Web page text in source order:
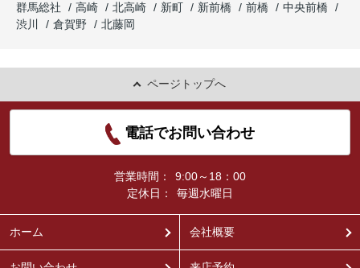
群馬総社
高崎 北高崎 新町 新前橋 前橋
中央前橋
渋川
倉賀野 北藤岡
ページトップへ
電話でお問い合わせ
営業時間：
9:00～18：00
定休日：
毎週水曜日
ホーム 会社概要